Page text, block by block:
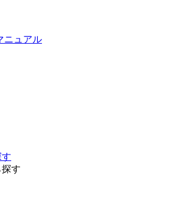
ニュアル
す